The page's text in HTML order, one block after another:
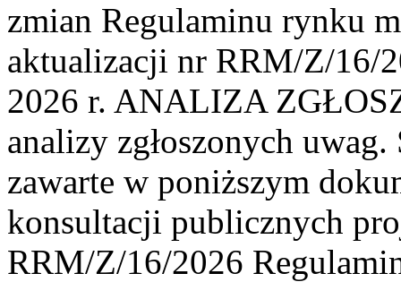
zmian Regulaminu rynku
aktualizacji nr RRM/Z/16/
2026 r. ANALIZA
analizy zgłoszonych
zawarte w poniższym
konsultacji publicznych
RRM/Z/16/2026